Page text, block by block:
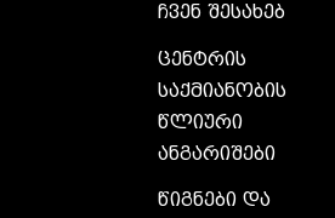
ჩვენ შესახებ
ცენტრის
საქმიანობის
წლიური
ანგარიშები
წიგნები და